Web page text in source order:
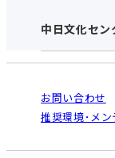
アク
お申
入会
中日
中日
受講
ご利
オ
中日文化セン
南大高
高蔵
お問い合わせ
推奨環境･メ